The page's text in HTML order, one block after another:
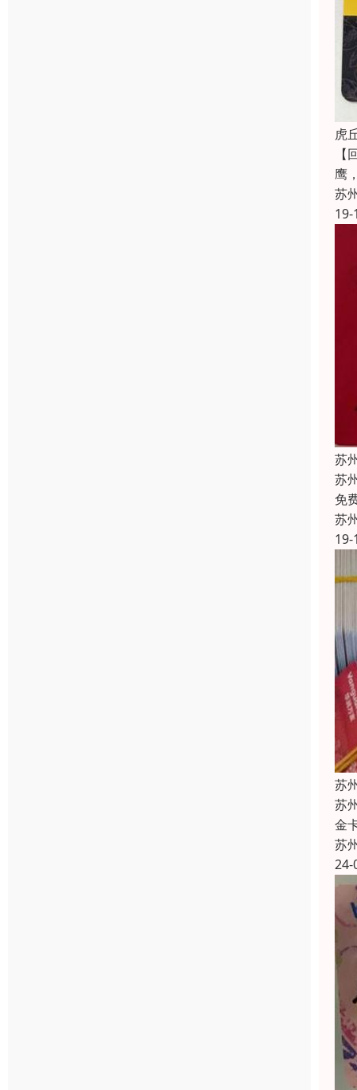
虎
鹰
苏
19-
苏
苏
免
苏
19-
苏
苏
金
苏
24-